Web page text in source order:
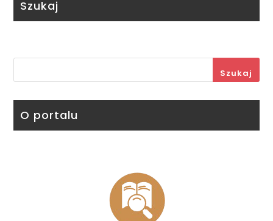
Szukaj
Szukaj
O portalu